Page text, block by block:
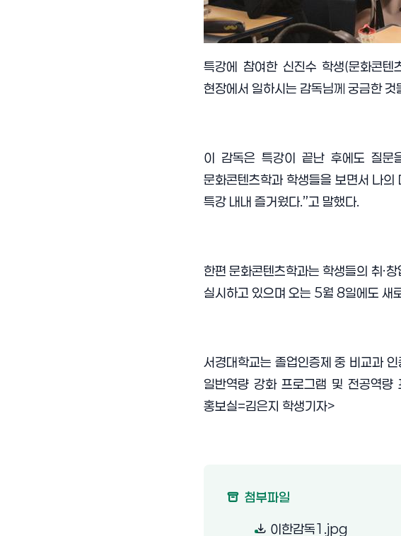
특강에 참여한 신진수 학생(문화콘텐
현장에서 일하시는 감독님께 궁금한
이 감독은 특강이 끝난 후에도 질문
문화콘텐츠학과 학생들을 보면서 나의
특강 내내 즐거웠다.”고 말했다.
한편 문화콘텐츠학과는 학생들의 취·창
실시하고 있으며 오는 5월 8일에도 새
서경대학교는 졸업인증제 중 비교과
일반역량 강화 프로그램 및 전공역량
홍보실=김은지 학생기자>
첨부파일
이한감독1.jpg